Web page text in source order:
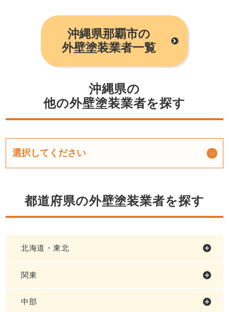
沖縄県那覇市の
外壁塗装業者一覧
沖縄県の
他の外壁塗装業者を探す
都道府県の外壁塗装業者を探す
北海道・東北
関東
中部